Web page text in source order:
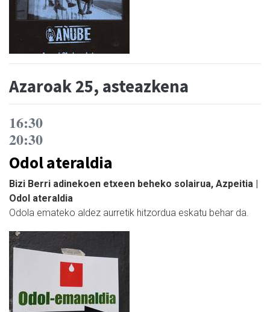
Azaroak 25, asteazkena
16:30
20:30
Odol ateraldia
Bizi Berri adinekoen etxeen beheko solairua, Azpeitia |
Odol ateraldia
Odola emateko aldez aurretik hitzordua eskatu behar da.